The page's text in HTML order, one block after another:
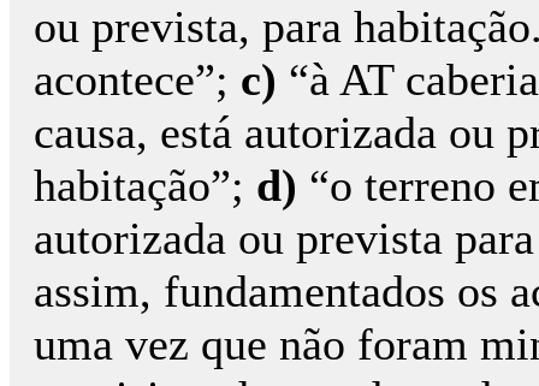
ou prevista, para
acontece”; c) “à AT
causa, está autorizada ou
habitação”; d) “o terreno
autorizada ou prevista
assim, fundamentados os
uma vez que não foram